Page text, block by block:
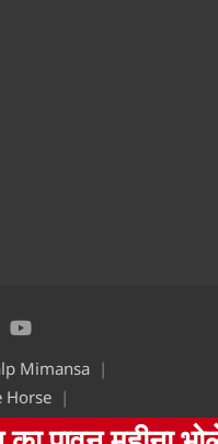
Mimansa
Horse
WordPress